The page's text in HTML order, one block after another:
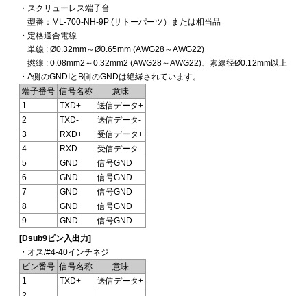
・スクリューレス端子台
型番：ML-700-NH-9P (サトーパーツ）または相当品
・定格適合電線
単線 : Ø0.32mm～Ø0.65mm (AWG28～AWG22)
撚線 : 0.08mm2～0.32mm2 (AWG28～AWG22)、素線径Ø0.12mm以上
・A側のGNDIとB側のGNDは絶縁されています。
端子番号 信号名称
意味
1
TXD+
送信データ+
2
TXD-
送信データ-
3
RXD+
受信データ+
4
RXD-
受信データ-
5
GND
信号GND
6
GND
信号GND
7
GND
信号GND
8
GND
信号GND
9
GND
信号GND
[Dsub9ピン入出力]
・オス/#4-40インチネジ
ピン番号 信号名称
意味
1
TXD+
送信データ+